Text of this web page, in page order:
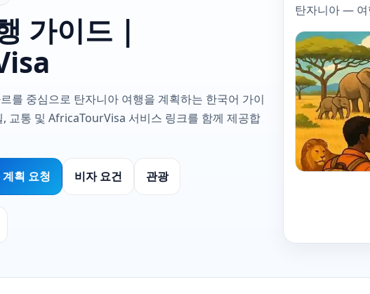
가이드 |
를 중심으로 탄자니아 여행을 계획하는 한국어 가이
교통 및 AfricaTourVisa 서비스 링크를 함께 제공합
계획 요청 비자 요건 관광
탄자니아 — 여